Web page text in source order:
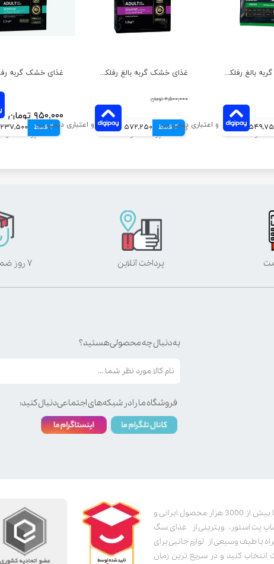
۹۵۰,۰۰۰ تومان
4 قسط 237,500 تومانی
غذای خشک گربه بالغ رفلکس پلاس مدل گورمت وزن 1.5 کیلوگرم
۲,۵۰۰,۰۰۰ تومان
۲,۲۸۹,۰۰۰ تومان
4 قسط 572,250 تومانی
غذای خشک گربه بالغ رفلکس پلاس مدل مرغ وزن 1.5 کیلوگرم
تومانی
پت استور به عنوان یکی از قدیمی‌ترین پت شاپ های اینترنتی با بیش از 3000 هزار محصول ایرانی و
پت استور، ویترینی از غذای سگ
با طیف وسیعی از لوازم جانبی برای
انتخاب کنید و در سریع ترین زمان
پرداخت آنلاین ۷ روز ضمانت بازگشت
به دنبال چه محصولی هستید؟
فروشگاه ما را در شبکه‌های اجتماعی دنبال کنید: